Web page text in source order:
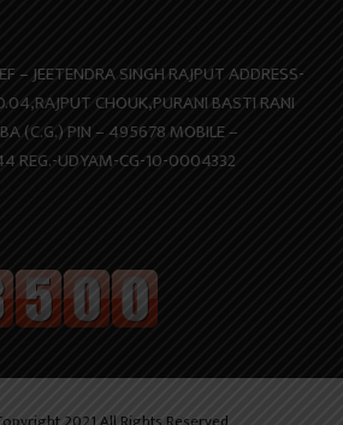
– JEETENDRA SINGH RAJPUT ADDRESS-
CHOUK,PURANI BASTI RANI
(C.G.) PIN – 495678 MOBILE –
REG.-UDYAM-CG-10-0004332